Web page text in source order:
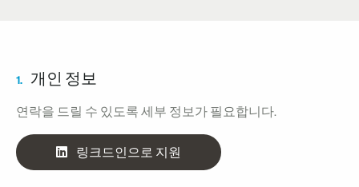
1. 개인 정보
연락을 드릴 수 있도록 세부 정보가 필요합니다.
링크드인으로 지원